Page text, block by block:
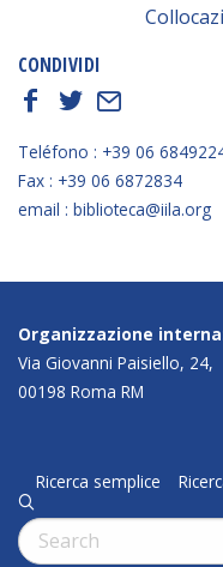
CONDIVIDI
f
t E
Teléfono : +39 06
Fax : +39 06 6872834
email : biblioteca@iila.org
Organizzazione
Via Giovanni Paisiello, 24,
00198 Roma RM
Ricerca semplice
q
Cerca: